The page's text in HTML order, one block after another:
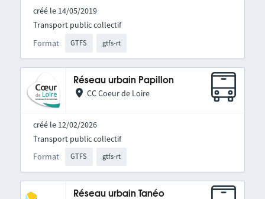
créé le 14/05/2019
Format GTFS gtfs-rt
Transport public collectif
Réseau urbain Papillon
CC Coeur de Loire
créé le 12/02/2026
Format GTFS gtfs-rt
Transport public collectif
Réseau urbain Tanéo